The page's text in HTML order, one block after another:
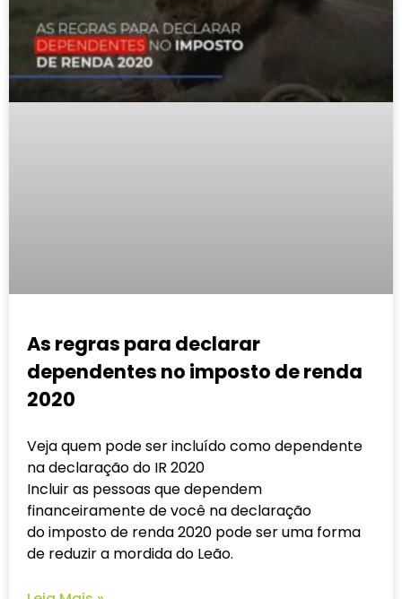
As regras para declarar
dependentes no imposto de renda
2020
Veja quem pode ser incluído como dependente
na declaração do IR 2020
Incluir as pessoas que dependem
financeiramente de você na declaração
do imposto de renda 2020 pode ser uma forma
de reduzir a mordida do Leão.